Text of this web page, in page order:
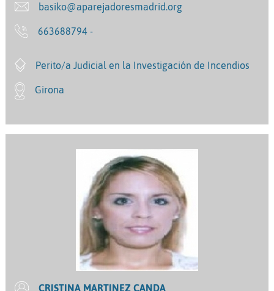
basiko@aparejadoresmadrid.org
663688794 -
Perito/a Judicial en la Investigación de Incendios
Girona
CRISTINA MARTINEZ CANDA